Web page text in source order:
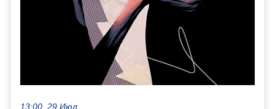
13:00, 29 Июл